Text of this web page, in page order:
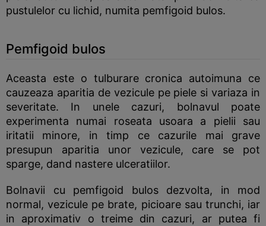
pustulelor cu lichid, numita pemfigoid bulos.
Pemfigoid bulos
Aceasta este o tulburare cronica autoimuna ce
cauzeaza aparitia de vezicule pe piele si variaza in
severitate. In unele cazuri, bolnavul poate
experimenta numai roseata usoara a pielii sau
iritatii minore, in timp ce cazurile mai grave
presupun aparitia unor vezicule, care se pot
sparge, dand nastere ulceratiilor.
Bolnavii cu pemfigoid bulos dezvolta, in mod
normal, vezicule pe brate, picioare sau trunchi, iar
in aproximativ o treime din cazuri, ar putea fi